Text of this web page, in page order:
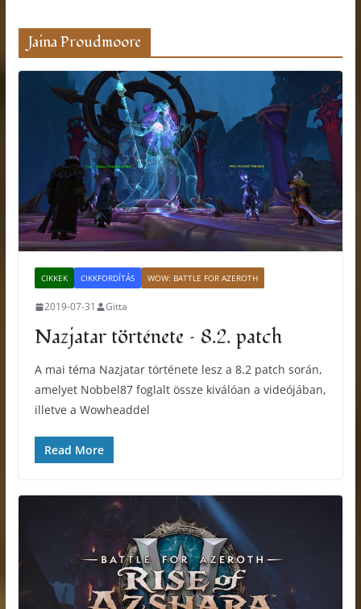
Jaina Proudmoore
CIKKEK CIKKFORDÍTÁS WOW: BATTLE FOR AZEROTH
2019-07-31 Gitta
Nazjatar története – 8.2. patch
A mai téma Nazjatar története lesz a 8.2 patch során,
amelyet Nobbel87 foglalt össze kiválóan a videójában,
illetve a Wowheaddel
Read More